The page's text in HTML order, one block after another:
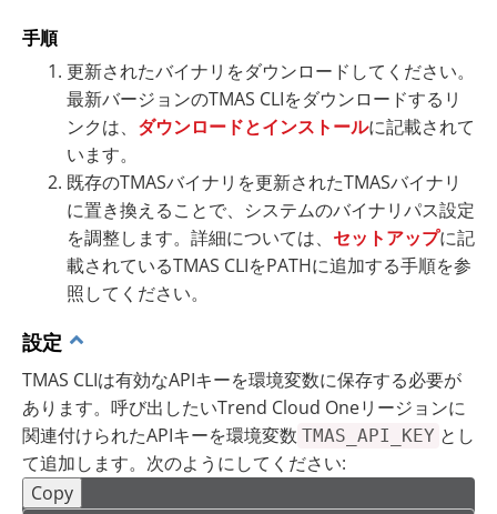
手順
更新されたバイナリをダウンロードしてください。
最新バージョンのTMAS CLIをダウンロードするリ
ンクは、 ダウンロードとインストールに記載されて
います。
既存のTMASバイナリを更新されたTMASバイナリ
に置き換えることで、システムのバイナリパス設定
を調整します。詳細については、 セットアップに記
載されているTMAS CLIをPATHに追加する手順を参
照してください。
設定
TMAS CLIは有効なAPIキーを環境変数に保存する必要が
あります。呼び出したいTrend Cloud Oneリージョンに
関連付けられたAPIキーを環境変数 TMAS_API_KEY とし
て追加します。次のようにしてください:
Copy